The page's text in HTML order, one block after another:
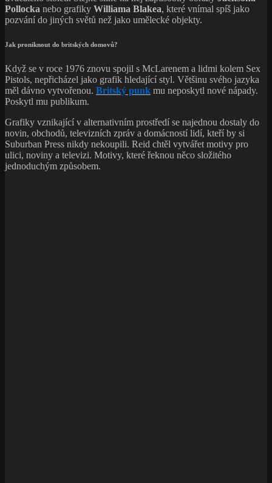
Pollocka nebo grafiky Williama Blakea, které vnímal spíš jako
pozvání do jiných světů než jako umělecké objekty.
Jak proniknout do britských domovů?
Když se v roce 1976 znovu spojil s McLarenem a lidmi kolem Sex
Pistols, nepřicházel jako grafik hledající styl. Většinu svého jazyka
měl dávno vytvořenou. Britský punk mu neposkytl nové nápady.
Poskytl mu publikum.
Grafiky vznikající v alternativním prostředí se najednou dostaly do
novin, obchodů, televizních zpráv a domácností lidí, kteří by si
Suburban Press nikdy nekoupili. Reid chtěl vytvářet motivy pro
ulici, noviny a televizi. Motivy, které řeknou něco složitého
jednoduchým způsobem.